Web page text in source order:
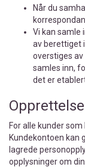
Når du
Vi kan samle
av berettiget
overstiges
samles inn,
det er
For alle kunder
Kundekontoen kan
lagrede
opplysninger om